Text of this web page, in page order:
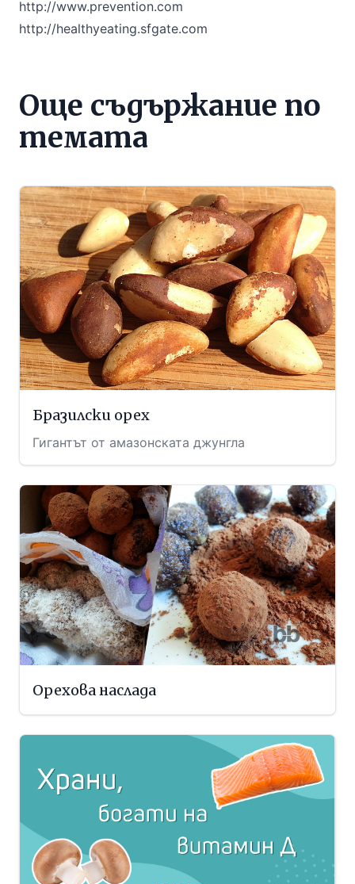
http://www.prevention.com
http://healthyeating.sfgate.com
Още съдържание по
темата
Бразилски орех
Гигантът от амазонската джунгла
Орехова наслада